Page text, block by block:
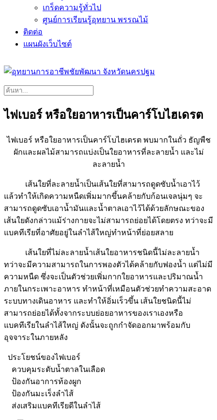
เกร็ดความรู้ทั่วไป
ศูนย์การเรียนรู้อุทยาน พรรณไม้
ติดต่อ
แผนผังเว็บไซต์
ไฟเบอร์ หรือใยอาหารเป็นคาร์โบไฮเดรต
ไฟเบอร์ หรือใยอาหารเป็นคาร์โบไฮเดรต พบมากในถั่ว ธัญพืช
ผักและผลไม้สามารถแบ่งเป็นใยอาหารที่ละลายน้ำ และไม่
ละลายน้ำ
เส้นใยที่ละลายน้ำเป็นเส้นใยที่สามารถดูดซับน้ำเอาไว้
แล้วทำให้เกิดความหนืดเพิ่มมากขึ้นคล้ายกับก้อนเจลนุ่มๆ จะ
สามารถดูดซับเอาน้ำมันและน้ำตาลเอาไว้ได้ด้วยลักษณะของ
เส้นใยดังกล่าวแม้ร่างกายจะไม่สามารถย่อยได้โดยตรง ทว่าจะมี
แบคทีเรียที่อาศัยอยู่ในลำไส้ใหญ่ทำหน้าที่ย่อยสลาย
เส้นใยที่ไม่ละลายน้ำเส้นใยอาหารชนิดนี้ไม่ละลายน้ำ
ทว่าจะมีความสามารถในการพองตัวได้คล้ายกับฟองน้ำ แต่ไม่มี
ความหนืด ซึ่งจะเป็นตัวช่วยเพิ่มกากใยอาหารและปริมาณน้ำ
ภายในกระเพาะอาหาร ทำหน้าที่เหมือนตัวช่วยทำความสะอาด
ระบบทางเดินอาหาร และทำให้อิ่มเร็วขึ้น เส้นใยชนิดนี้ไม่
สามารถย่อยได้ทั้งจากระบบย่อยอาหารของเราเองหรือ
แบคทีเรียในลำไส้ใหญ่ ดังนั้นจะถูกกำจัดออกมาพร้อมกับ
อุจจาระในภายหลัง
ประโยชน์ของไฟเบอร์
ควบคุมระดับน้ำตาลในเลือด
ป้องกันอาการท้องผูก
ป้องกันมะเร็งลำไส้
ส่งเสริมแบคทีเรียดีในลำไส้